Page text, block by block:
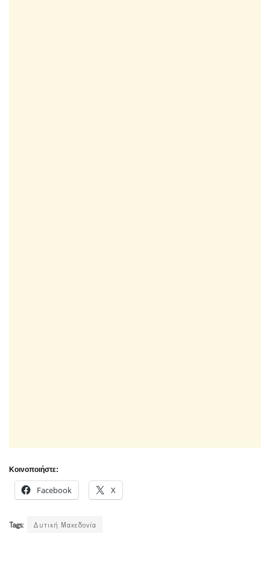
Κοινοποιήστε:
Facebook X
Tags: Δυτική Μακεδονία